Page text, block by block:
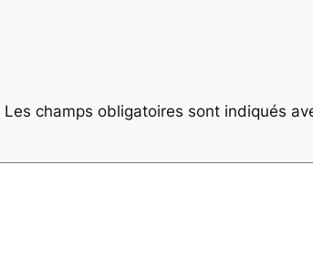
Les champs obligatoires sont indiqués